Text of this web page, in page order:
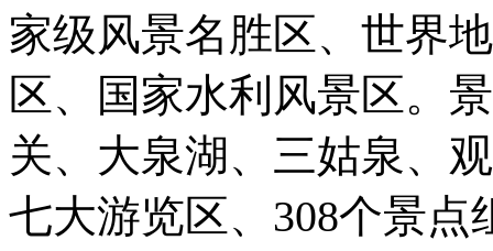
家级风景名胜区、世界
区、
国家水利风景区。
关、大泉湖、三姑泉、
七大游览区、308个景点